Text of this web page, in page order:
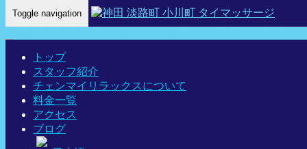
Toggle navigation
トップ
スタッフ紹介
チェンマイリラックスについて
料金一覧
アクセス
ブログ
Home- 少し歩…
少し歩いて、道を渡ってください。
最近の投稿